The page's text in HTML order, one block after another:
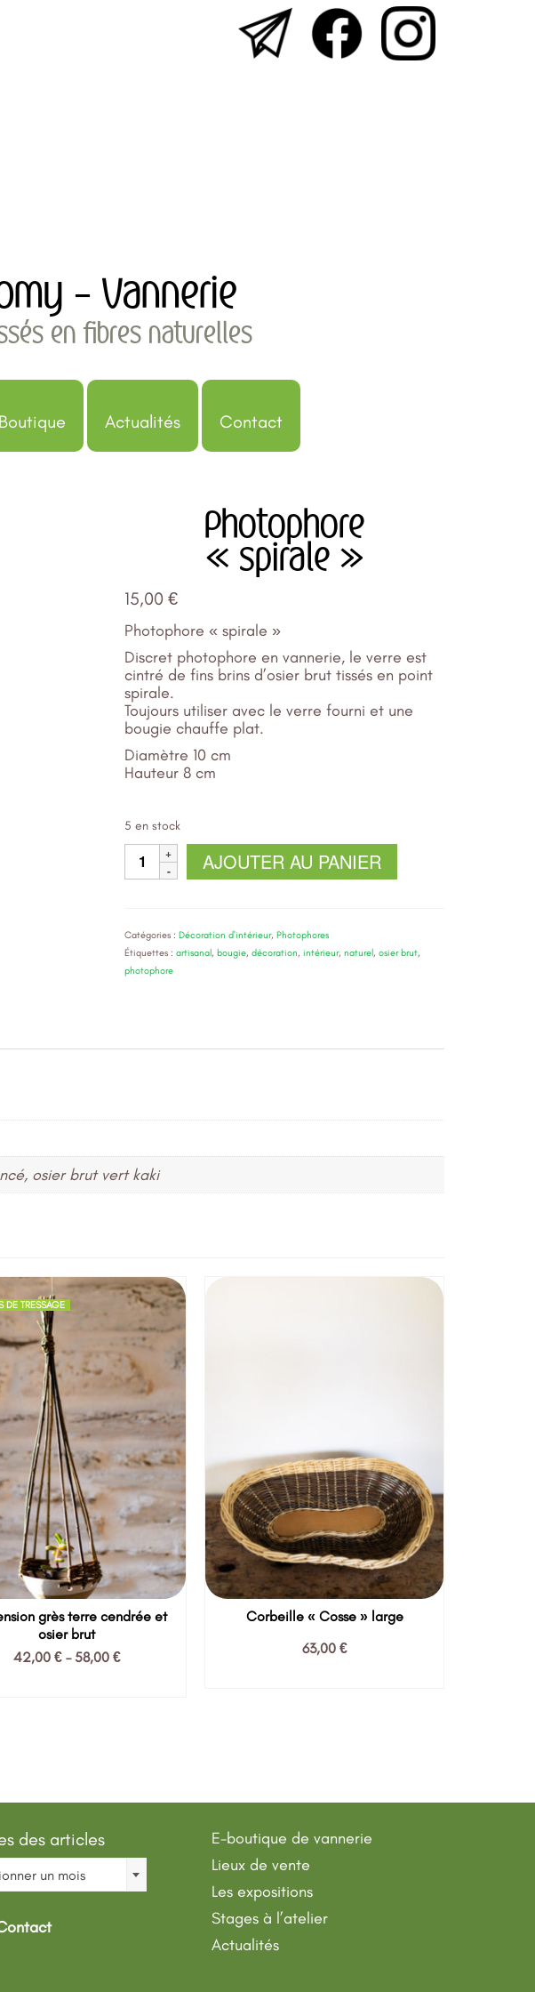
- Vannerie
en fibres naturelles
Actualités Contact
Photophore
« spirale »
15,00 €
Photophore « spirale »
Discret photophore en vannerie, le verre est
cintré de fins brins d’osier brut tissés en point
spirale.
Toujours utiliser avec le verre fourni et une
bougie chauffe plat.
Diamètre 10 cm
Hauteur 8 cm
5 en stock
quantité
AJOUTER AU PANIER
Catégories : Décoration d'intérieur, Photophores
Étiquettes : artisanal, bougie, décoration, intérieur, naturel, osier brut,
photophore
osier brut vert kaki
grès terre cendrée et
osier brut
42,00 €– 58,00 €
peuvent
être
sur
Corbeille « Cosse » large
63,00 €
des articles
un mois
E-boutique de vannerie
Lieux de vente
Les expositions
Stages à l’atelier
Actualités